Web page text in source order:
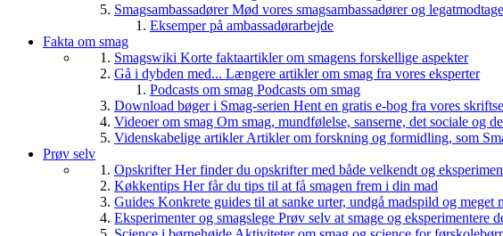
SmagsambassadørerMød vores smagsambassadører og
Eksemper på ambassadørarbejde
Fakta om smag
Smagswiki Korte faktaartikler om smagens forskellige aspekter
Gå i dybden med... Længere artikler om smag fra vores eksperter
Podcasts om smag Podcasts om smag
Download bøger i Smag-serien Hent en gratis e-bog fra vores
Videoer om smag Om smag, mundfølelse, sanserne, det sociale og
Videnskabelige artiklerArtikler om forskning og formidling, som
Prøv selv
OpskrifterHer finder du opskrifter med både velkendt og
Køkkentips Her får du tips til at få smagen frem i din mad
Guides Konkrete guides til at sanke urter, undgå madspild og meget
Eksperimenter og smagslege Prøv selv at smage og eksperimentere